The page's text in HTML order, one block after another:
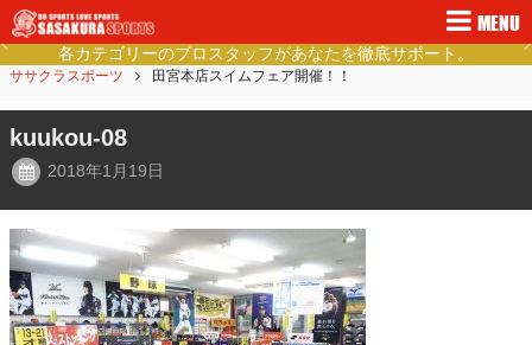
MENU
各カテゴリーのプロスタッフがあなたを徹底サポート。
Previous
ササクラスポーツ 田宮本店スイムフェア開催！！
kuukou-08
2018年1月19日